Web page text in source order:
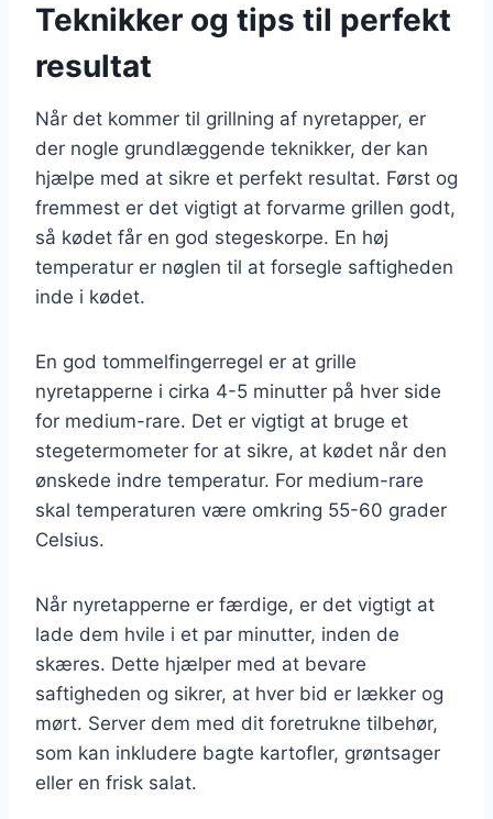
Teknikker og tips til perfekt
resultat
Når det kommer til grillning af nyretapper, er
der nogle grundlæggende teknikker, der kan
hjælpe med at sikre et perfekt resultat. Først og
fremmest er det vigtigt at forvarme grillen godt,
så kødet får en god stegeskorpe. En høj
temperatur er nøglen til at forsegle saftigheden
inde i kødet.
En god tommelfingerregel er at grille
nyretapperne i cirka 4-5 minutter på hver side
for medium-rare. Det er vigtigt at bruge et
stegetermometer for at sikre, at kødet når den
ønskede indre temperatur. For medium-rare
skal temperaturen være omkring 55-60 grader
Celsius.
Når nyretapperne er færdige, er det vigtigt at
lade dem hvile i et par minutter, inden de
skæres. Dette hjælper med at bevare
saftigheden og sikrer, at hver bid er lækker og
mørt. Server dem med dit foretrukne tilbehør,
som kan inkludere bagte kartofler, grøntsager
eller en frisk salat.